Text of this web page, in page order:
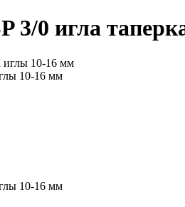
3/0 игла
10-16 мм
10-16 мм